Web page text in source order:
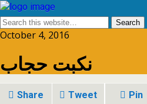
October 4, 2016
نکبت حجاب
Share Tweet Pin